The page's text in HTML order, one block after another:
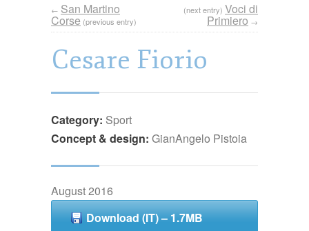
← San Martino
Corse (previous entry)
(next entry) Voci di
Primiero →
Cesare Fiorio
Category: Sport
Concept & design: GianAngelo Pistoia
August 2016
Download (IT) – 1.7MB